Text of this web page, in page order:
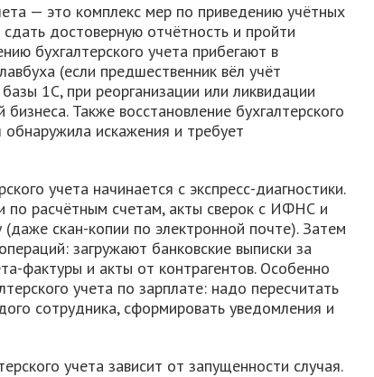
— это комплекс мер по приведению учётных
достоверную отчётность и пройти
бухгалтерского учета прибегают в
(если предшественник вёл учёт
1С, при реорганизации или ликвидации
Также восстановление бухгалтерского
искажения и требует
учета начинается с экспресс-диагностики.
по расчётным счетам, акты сверок с ИФНС и
скан-копии по электронной почте). Затем
загружают банковские выписки за
фактуры и акты от контрагентов. Особенно
учета по зарплате: надо пересчитать
сотрудника, сформировать уведомления и
учета зависит от запущенности случая.